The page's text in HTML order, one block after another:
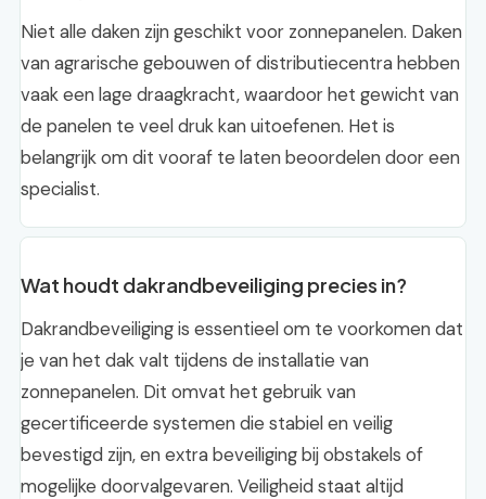
Niet alle daken zijn geschikt voor zonnepanelen. Daken
van agrarische gebouwen of distributiecentra hebben
vaak een lage draagkracht, waardoor het gewicht van
de panelen te veel druk kan uitoefenen. Het is
belangrijk om dit vooraf te laten beoordelen door een
specialist.
Wat houdt dakrandbeveiliging precies in?
Dakrandbeveiliging is essentieel om te voorkomen dat
je van het dak valt tijdens de installatie van
zonnepanelen. Dit omvat het gebruik van
gecertificeerde systemen die stabiel en veilig
bevestigd zijn, en extra beveiliging bij obstakels of
mogelijke doorvalgevaren. Veiligheid staat altijd